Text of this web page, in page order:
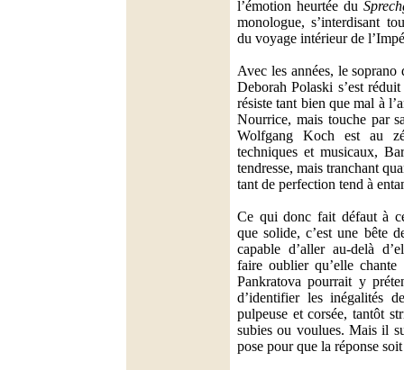
l’émotion heurtée du
monologue, s’interdisant
du voyage intérieur de
Avec les années, le soprano
Deborah Polaski s’est
résiste tant bien que mal à
Nourrice, mais touche par
Wolfgang Koch est au
techniques et musicaux,
tendresse, mais tranchant
tant de perfection tend à
Ce qui donc fait défaut à
que solide, c’est une bête
capable d’aller au-delà
faire oublier qu’elle
Pankratova pourrait y
d’identifier les inégalités
pulpeuse et corsée, tantôt
subies ou voulues. Mais il
pose pour que la réponse